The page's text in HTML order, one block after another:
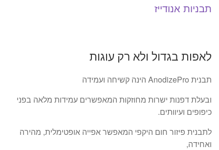
תבניות אנודייז
לאפות בגדול ולא רק עוגות
תבנית AnodizePro הינה קשיחה ועמידה
ובעלת דפנות ישרות מחוזקות המאפשרים עמידות מלאה בפני
כיפופים ועיוותים.
לתבנית פיזור חום היקפי המאפשר אפייה אופטימלית, מהירה
ואחידה,